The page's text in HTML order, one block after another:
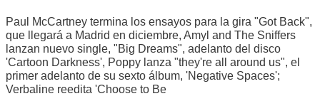
Paul McCartney termina los ensayos para la gira "Got Back",
que llegará a Madrid en diciembre, Amyl and The Sniffers
lanzan nuevo single, "Big Dreams", adelanto del disco
'Cartoon Darkness', Poppy lanza "they're all around us", el
primer adelanto de su sexto álbum, 'Negative Spaces';
Verbaline reedita 'Choose to Be